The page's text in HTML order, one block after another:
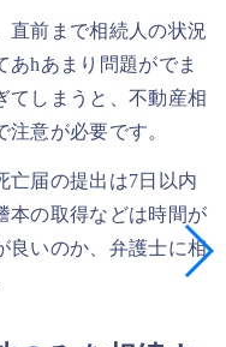
直前まで相続人の状況
あhあまり問題がでま
てしまうと、不動産相
意が必要です。
亡届の提出は7日以内
本の取得などは時間が
良いのか、弁護士に相